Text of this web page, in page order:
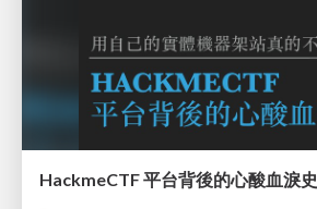
HackmeCTF 平台背後的心酸血淚史